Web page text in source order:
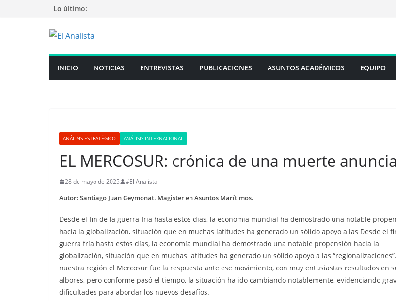
Lo último:
INICIO NOTICIAS ENTREVISTAS PUBLICACIONES ASUNTOS ACADÉMICOS EQUIPO
ANÁLISIS ESTRATÉGICO ANÁLISIS INTERNACIONAL
EL MERCOSUR: crónica de una muerte
28 de mayo de 2025 #El Analista
Autor: Santiago Juan Geymonat. Magister en Asuntos Marítimos.
Desde el fin de la guerra fría hasta estos días, la economía mundial ha demostrado una notable
hacia la globalización, situación que en muchas latitudes ha generado un sólido apoyo a las Desde el
guerra fría hasta estos días, la economía mundial ha demostrado una notable propensión hacia la
globalización, situación que en muchas latitudes ha generado un sólido apoyo a las
nuestra región el Mercosur fue la respuesta ante ese movimiento, con muy entusiastas resultados en
albores, pero conforme pasó el tiempo, la situación ha ido cambiando notablemente, evidenciando
dificultades para abordar los nuevos desafíos.